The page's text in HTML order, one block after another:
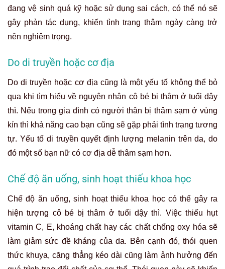
đang vệ sinh quá kỹ hoặc sử dụng sai cách, có thể nó sẽ
gây phản tác dụng, khiến tình trạng thâm ngày càng trở
nên nghiêm trọng.
Do di truyền hoặc cơ địa
Do di truyền hoặc cơ địa cũng là một yếu tố không thể bỏ
qua khi tìm hiểu về nguyên nhân cô bé bị thâm ở tuổi dậy
thì. Nếu trong gia đình có người thân bị thâm sạm ở vùng
kín thì khả năng cao bạn cũng sẽ gặp phải tình trạng tương
tự. Yếu tố di truyền quyết định lượng melanin trên da, do
đó một số bạn nữ có cơ địa dễ thâm sạm hơn.
Chế độ ăn uống, sinh hoạt thiếu khoa học
Chế độ ăn uống, sinh hoạt thiếu khoa học có thể gây ra
hiện tượng cô bé bị thâm ở tuổi dậy thì. Việc thiếu hụt
vitamin C, E, khoáng chất hay các chất chống oxy hóa sẽ
làm giảm sức đề kháng của da. Bên cạnh đó, thói quen
thức khuya, căng thẳng kéo dài cũng làm ảnh hưởng đến